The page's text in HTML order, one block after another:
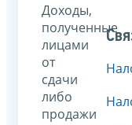
Доходы,
полученные
лицами
от
сдачи
либо
продажи